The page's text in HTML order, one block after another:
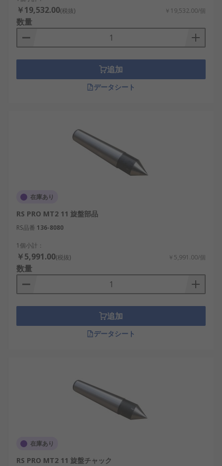
￥19,532.00(税抜) ￥19,532.00/個
数量
追加
データシート
在庫あり
RS PRO MT2 11 旋盤部品
RS品番 136-8080
1個小計：
￥5,991.00(税抜) ￥5,991.00/個
数量
追加
データシート
在庫あり
RS PRO MT2 11 旋盤チャック